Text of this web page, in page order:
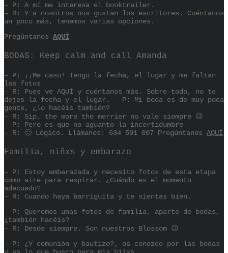
– P: A mí me interesa el booktrailer.
– R: Y a nosotros nos gustan los escritores. Cuéntanos
un poco más, tenemos varias opciones.
Pregúntanos AQUÍ
BODAS: Keep calm and call Amanda
– P: ¡¡Me caso! Tengo la fecha, el lugar y me faltan
las fotos
– R: Pues ve AQUÍ y cuéntanos más. Sobre todo, no te
dejes la fecha y el lugar. – P: Mi boda es de muy poca
gente, ¿lo hacéis también?
– R: Sip, the more the merrier no vale siempre 😉
– P: Pero es que no aguanto la incertidumbre
– R: 🙂 Lógico. Llámanos: 634 591 007 Pregúntanos AQUÍ
Familia, niñxs y embarazo
– P: Estoy embarazada y necesito fotos de esta etapa
como aire para respirar. ¿Cuándo es el momento
adecuado?
– R: Cuando haya barriguita y te sientas bien.
– P: Queremos unas fotos de familia, aparte de bodas,
¿también hacéis?
– R: Desde siempre. Son nuestros Blossom 😉
– P: ¿Y comunión y bautizo?, os conozco por las bodas